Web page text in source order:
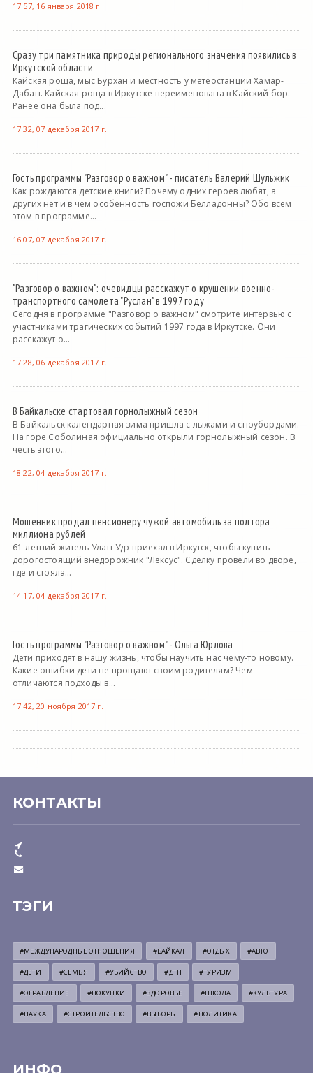
17:57, 16 января 2018 г.
Сразу три памятника природы регионального значения появились в
Иркутской области
Кайская роща, мыс Бурхан и местность у метеостанции Хамар-
Дабан. Кайская роща в Иркутске переименована в Кайский бор.
Ранее она была под...
17:32, 07 декабря 2017 г.
Гость программы "Разговор о важном" - писатель Валерий Шульжик
Как рождаются детские книги? Почему одних героев любят, а
других нет и в чем особенность госпожи Белладонны? Обо всем
этом в программе...
16:07, 07 декабря 2017 г.
"Разговор о важном": очевидцы расскажут о крушении военно-
транспортного самолета "Руслан" в 1997 году
Сегодня в программе "Разговор о важном" смотрите интервью с
участниками трагических событий 1997 года в Иркутске. Они
расскажут о...
17:28, 06 декабря 2017 г.
В Байкальске стартовал горнолыжный сезон
В Байкальск календарная зима пришла с лыжами и сноубордами.
На горе Соболиная официально открыли горнолыжный сезон. В
честь этого...
18:22, 04 декабря 2017 г.
Мошенник продал пенсионеру чужой автомобиль за полтора
миллиона рублей
61-летний житель Улан-Удэ приехал в Иркутск, чтобы купить
дорогостоящий внедорожник "Лексус". Сделку провели во дворе,
где и стояла...
14:17, 04 декабря 2017 г.
Гость программы "Разговор о важном" - Ольга Юрлова
Дети приходят в нашу жизнь, чтобы научить нас чему-то новому.
Какие ошибки дети не прощают своим родителям? Чем
отличаются подходы в...
17:42, 20 ноября 2017 г.
КОНТАКТЫ
ТЭГИ
#МЕЖДУНАРОДНЫЕ ОТНОШЕНИЯ #БАЙКАЛ #ОТДЫХ #АВТО
#ДЕТИ #СЕМЬЯ #УБИЙСТВО #ДТП #ТУРИЗМ
#ОГРАБЛЕНИЕ #ПОКУПКИ #ЗДОРОВЬЕ #ШКОЛА #КУЛЬТУРА
#НАУКА #СТРОИТЕЛЬСТВО #ВЫБОРЫ #ПОЛИТИКА
ИНФО